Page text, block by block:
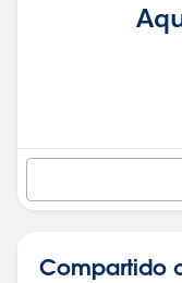
Compartido